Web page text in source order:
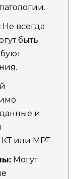
Не всегда
быть
и
КТ или МРТ.
Могут